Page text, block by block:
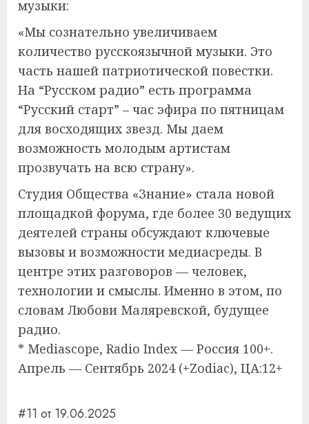
музыки:
«Мы сознательно увеличиваем
количество русскоязычной музыки. Это
часть нашей патриотической повестки.
На “Русском радио” есть программа
“Русский старт” – час эфира по пятницам
для восходящих звезд. Мы даем
возможность молодым артистам
прозвучать на всю страну».
Студия Общества «Знание» стала новой
площадкой форума, где более 30 ведущих
деятелей страны обсуждают ключевые
вызовы и возможности медиасреды. В
центре этих разговоров — человек,
технологии и смыслы. Именно в этом, по
словам Любови Маляревской, будущее
радио.
* Mediascope, Radio Index — Россия 100+.
Апрель — Сентябрь 2024 (+Zodiac), ЦА:12+
#11 от 19.06.2025